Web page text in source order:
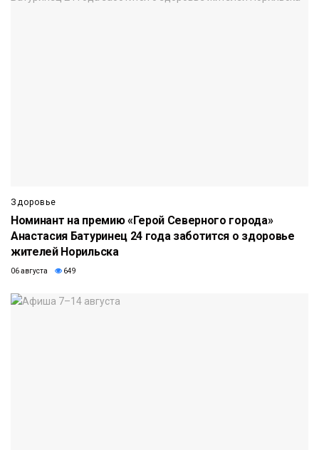
Здоровье
Номинант на премию «Герой Северного города»
Анастасия Батуринец 24 года заботится о здоровье
жителей Норильска
06 августа 649